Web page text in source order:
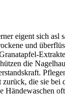
eigent sich asl
und
die
die sie bei
Händewaschen